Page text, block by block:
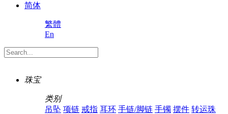
简体
繁體
En
珠宝
类别
吊坠 项链 戒指 耳环 手链/脚链 手镯 摆件 转运珠